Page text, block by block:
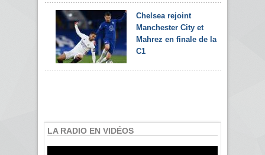
Chelsea rejoint
Manchester City et
Mahrez en finale de la
C1
LA RADIO EN VIDÉOS